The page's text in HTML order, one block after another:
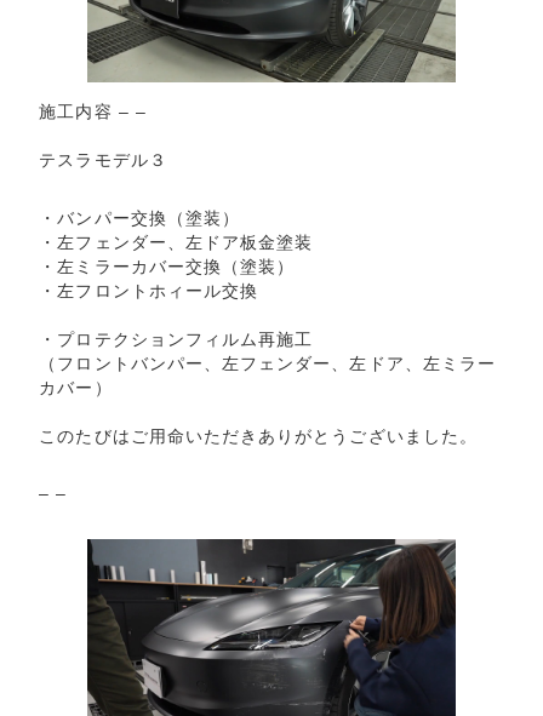
施工内容 – –
テスラモデル３
・バンパー交換（塗装）
・左フェンダー、左ドア板金塗装
・左ミラーカバー交換（塗装）
・左フロントホィール交換
・プロテクションフィルム再施工
（フロントバンパー、左フェンダー、左ドア、左ミラー
カバー）
このたびはご用命いただきありがとうございました。
– –